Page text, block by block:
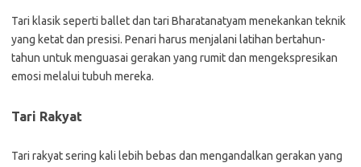
Tari klasik seperti ballet dan tari Bharatanatyam menekankan teknik
yang ketat dan presisi. Penari harus menjalani latihan bertahun-
tahun untuk menguasai gerakan yang rumit dan mengekspresikan
emosi melalui tubuh mereka.
Tari Rakyat
Tari rakyat sering kali lebih bebas dan mengandalkan gerakan yang